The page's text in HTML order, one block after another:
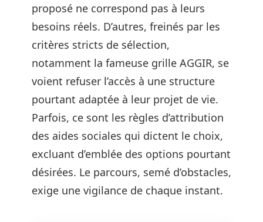
proposé ne correspond pas à leurs
besoins réels. D’autres, freinés par les
critères stricts de sélection,
notamment la fameuse grille AGGIR, se
voient refuser l’accès à une structure
pourtant adaptée à leur projet de vie.
Parfois, ce sont les règles d’attribution
des aides sociales qui dictent le choix,
excluant d’emblée des options pourtant
désirées. Le parcours, semé d’obstacles,
exige une vigilance de chaque instant.